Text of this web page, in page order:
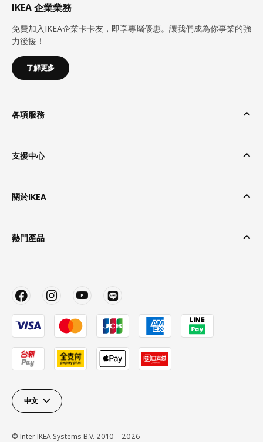
IKEA 企業業務
免費加入IKEA企業卡卡友，即享專屬優惠。讓我們成為你事業的強
力後援！
了解更多
各項服務
支援中心
關於IKEA
熱門產品
中文
© Inter IKEA Systems B.V. 2010 – 2026